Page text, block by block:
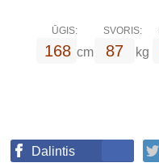
ŪGIS: SVORIS:
168 cm 87 kg
Dalintis